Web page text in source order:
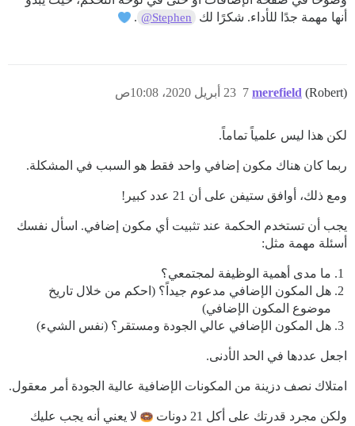
أنها مهمة جدًا للأداء. شكرًا لك
@Stephen
.
merefield (Robert) 23 أبريل 2020، 10:08ص 7
لكن هذا ليس علمياً تماماً.
ربما كان هناك مكون إضافي واحد فقط هو السبب في المشكلة.
ومع ذلك، أوافق ستيفن على أن 21 عدد كبير!
يجب أن تستخدم الحكمة عند تثبيت أي مكون إضافي. اسأل نفسك
أسئلة مهمة مثل:
ما مدى أهمية الوظيفة لمجتمعي؟
هل المكون الإضافي مدعوم جيداً؟ (احكم من خلال تاريخ
موضوع المكون الإضافي)
هل المكون الإضافي عالي الجودة ومستقر؟ (نفس الشيء)
اجعل عددها في الحد الأدنى.
امتلاك نصف دزينة من المكونات الإضافية عالية الجودة أمر معقول.
ولكن مجرد قدرتك على أكل 21 دونات
لا يعني أنه يجب عليك